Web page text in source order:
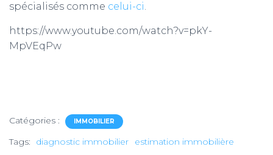
spécialisés comme celui-ci.
https://www.youtube.com/watch?v=pkY-
MpVEqPw
Catégories : IMMOBILIER
Tags: diagnostic immobilier
estimation immobilière